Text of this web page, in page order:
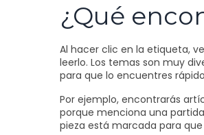
¿Qué
Al hacer clic en la etiqueta,
leerlo. Los temas son muy
para que lo encuentres
Por ejemplo, encontrarás
porque menciona una
pieza está marcada para